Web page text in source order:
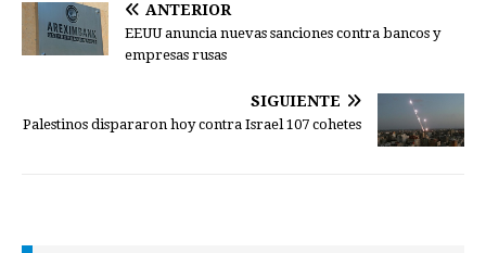
ANTERIOR
EEUU anuncia nuevas sanciones contra bancos y
empresas rusas
SIGUIENTE
Palestinos dispararon hoy contra Israel 107 cohetes